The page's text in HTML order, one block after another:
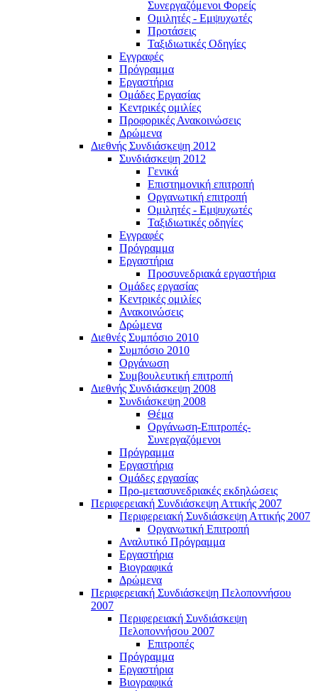
Συνεργαζόμενοι Φορείς
Ομιλητές - Εμψυχωτές
Προτάσεις
Ταξιδιωτικές Οδηγίες
Εγγραφές
Πρόγραμμα
Εργαστήρια
Ομάδες Εργασίας
Κεντρικές ομιλίες
Προφορικές Ανακοινώσεις
Δρώμενα
Διεθνής Συνδιάσκεψη 2012
Συνδιάσκεψη 2012
Γενικά
Επιστημονική επιτροπή
Οργανωτική επιτροπή
Ομιλητές - Εμψυχωτές
Ταξιδιωτικές οδηγίες
Εγγραφές
Πρόγραμμα
Εργαστήρια
Προσυνεδριακά εργαστήρια
Ομάδες εργασίας
Κεντρικές ομιλίες
Ανακοινώσεις
Δρώμενα
Διεθνές Συμπόσιο 2010
Συμπόσιο 2010
Οργάνωση
Συμβουλευτική επιτροπή
Διεθνής Συνδιάσκεψη 2008
Συνδιάσκεψη 2008
Θέμα
Οργάνωση-Επιτροπές-
Συνεργαζόμενοι
Πρόγραμμα
Εργαστήρια
Ομάδες εργασίας
Προ-μετασυνεδριακές εκδηλώσεις
Περιφερειακή Συνδιάσκεψη Αττικής 2007
Περιφερειακή Συνδιάσκεψη Αττικής 2007
Οργανωτική Επιτροπή
Αναλυτικό Πρόγραμμα
Εργαστήρια
Βιογραφικά
Δρώμενα
Περιφερειακή Συνδιάσκεψη Πελοποννήσου
2007
Περιφερειακή Συνδιάσκεψη
Πελοποννήσου 2007
Επιτροπές
Πρόγραμμα
Εργαστήρια
Βιογραφικά